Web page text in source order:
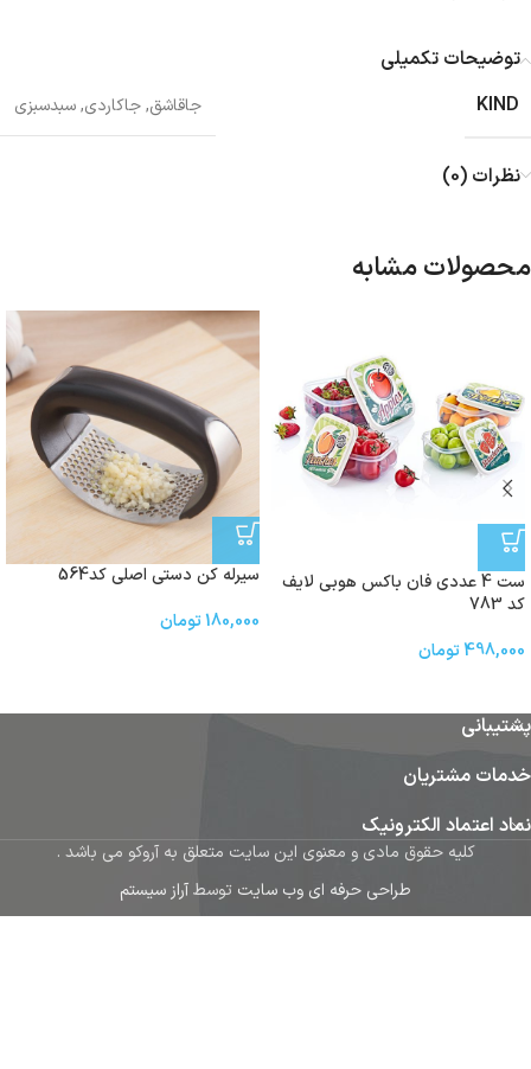
توضیحات تکمیلی
KIND
جاقاشق,جاکاردی,سبدسبزی
نظرات (0)
محصولات مشابه
ست 4 عددی فان باکس هوبی لایف
کد 783
498,000تومان
سیرله کن دستی اصلی کد564
180,000تومان
پشتیبانی
خدمات مشتریان
نماد اعتماد الکترونیک
کلیه حقوق مادی و معنوی این سایت متعلق به آروکو می باشد .
طراحی حرفه ای وب سایت توسطآراز سیستم